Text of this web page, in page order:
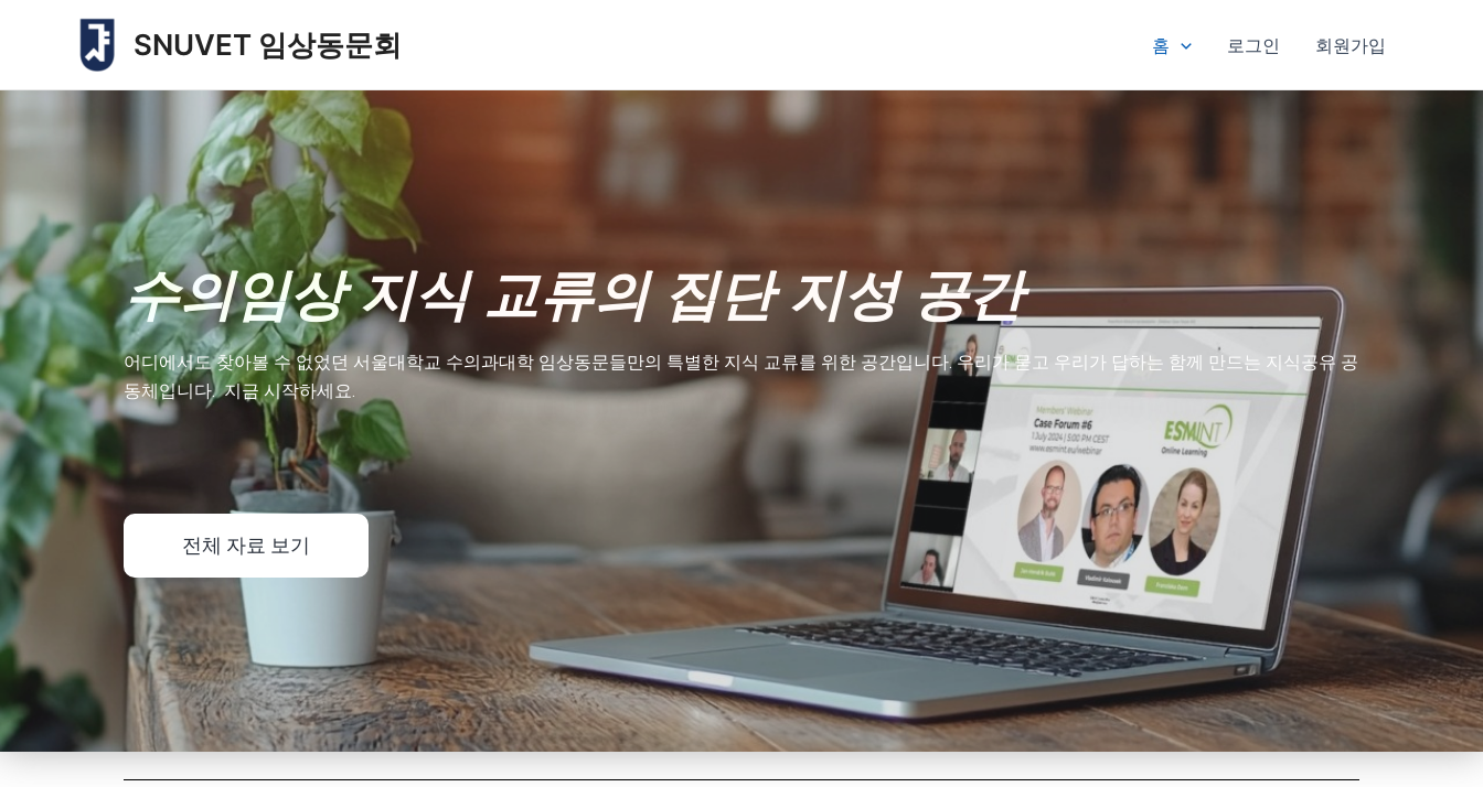
SNUVET 임상동문회 홈 로그인 회원가입
수의임상 지식 교류의 집단 지성 공간
어디에서도 찾아볼 수 없었던 서울대학교 수의과대학 임상동문들만의 특별한 지식 교류를 위한 공간입니다. 우리가 묻고 우리가 답하는 함께 만드는 지식공유 공
동체입니다. 지금 시작하세요.
전체 자료 보기